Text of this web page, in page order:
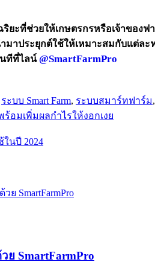
ริยะที่ช่วยให้เกษตรกรหรือเจ้าขอ
มาประยุกต์ใช้ให้เหมาะสมกับแต่ล
นทีที่ไลน์ @SmartFarmPro
ระบบ Smart Farm, ระบบสมาร์ทฟาร์ม,
อมเพิ่มผลกำไรให้งอกเงย
นปี 2024
ย SmartFarmPro